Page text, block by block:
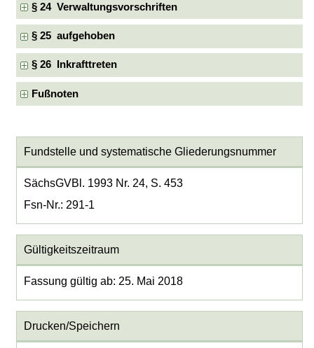
§ 24 Verwaltungsvorschriften
§ 25 aufgehoben
§ 26 Inkrafttreten
Fußnoten
Fundstelle und systematische Gliederungsnummer
SächsGVBl. 1993 Nr. 24, S. 453
Fsn-Nr.: 291-1
Gültigkeitszeitraum
Fassung gültig ab: 25. Mai 2018
Drucken/Speichern